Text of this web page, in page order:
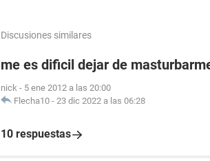
Discusiones similares
me es dificil dejar de
nick - 5 ene 2012 a las 20:00
Flecha10 - 23 dic 2022 a las 06:28
10 respuestas